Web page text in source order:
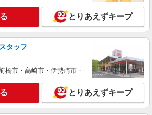
とりあえずキープ
タッフ
橋市・高崎市・伊勢崎市・太田市・館林市・藤
とりあえずキープ